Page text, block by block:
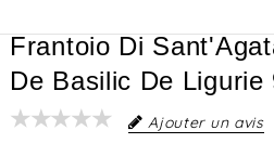
Frantoio Di
De Basilic De Ligurie
Ajouter un avis